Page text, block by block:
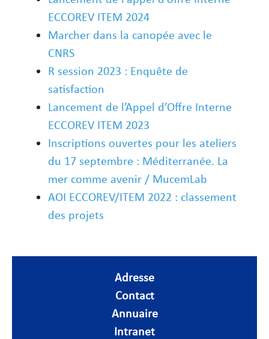
ECCOREV ITEM 2024
Marcher dans la canopée avec le
CNRS
R session 2023 : Enquête de
satisfaction
Lancement de l’Appel d’Offre Interne
ECCOREV ITEM 2023
Inscriptions ouvertes pour les ateliers
du 17 septembre : Méditerranée. La
mer comme avenir / MucemLab
AOI ECCOREV/ITEM 2022 : classement
des projets
Adresse
Contact
Annuaire
Intranet